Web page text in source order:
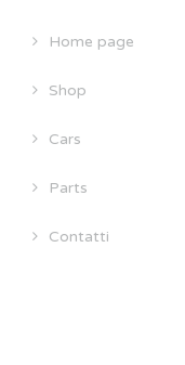
Home page
Shop
Cars
Parts
Contatti